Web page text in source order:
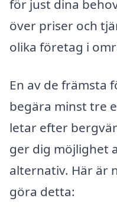
för just dina
över priser och
olika företag i
En av de främsta
begära minst tre
letar efter
ger dig möjlighet
alternativ. Här är
göra detta: